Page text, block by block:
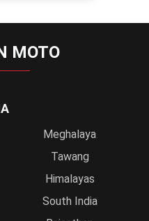
MOTO
Meghalaya
Tawang
Himalayas
South India